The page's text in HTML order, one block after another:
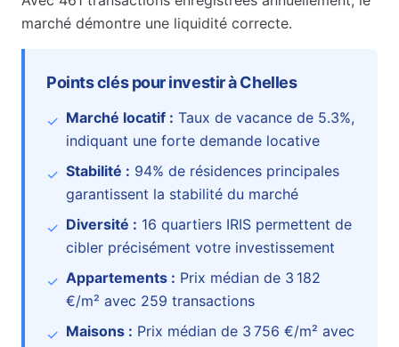
marché démontre une liquidité correcte.
Points clés pour investir àChelles
✓ Marché locatif : Taux de vacance de 5.3%,
indiquant une forte demande locative
✓ Stabilité : 94% de résidences principales
garantissent la stabilité du marché
✓ Diversité : 16 quartiers IRIS permettent de
cibler précisément votre investissement
✓ Appartements : Prix médian de 3 182
€/m² avec 259 transactions
✓ Maisons : Prix médian de 3 756 €/m² avec